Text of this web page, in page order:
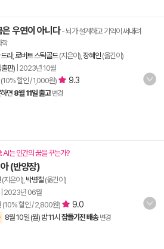
은 우연이 아니다- 뇌가 설계하고 기억이 써내려
학
라,로버트 스틱골드(지은이), 장혜인 (옮긴이)
판) 2023년 10월
할인 / 1,000원) 9.3
면8월 11일 출고 변경
AI는 인간의 꿈을 꾸는가?
(반양장)
(지은이), 박병철 (옮긴이)
2023년 06월
(10% 할인 / 2,800원) 9.0
8월 10일 (월) 밤 11시 잠들기전 배송 변경